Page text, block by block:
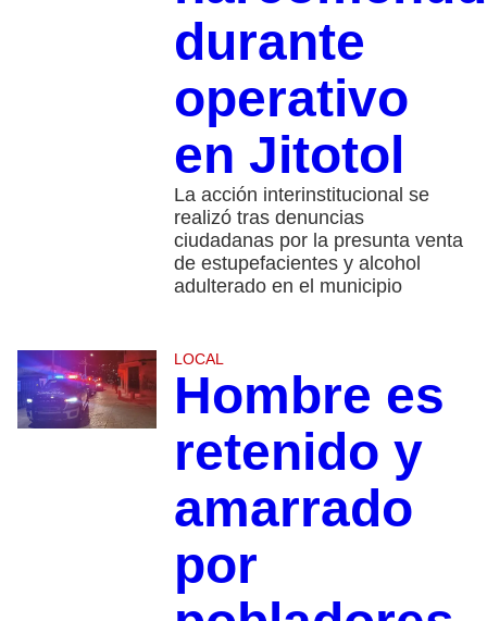
durante
operativo
en Jitotol
La acción interinstitucional se
realizó tras denuncias
ciudadanas por la presunta venta
de estupefacientes y alcohol
adulterado en el municipio
LOCAL
Hombre es
retenido y
amarrado
por